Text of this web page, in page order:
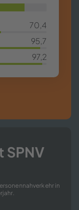
70,4
95,7
97,2
in